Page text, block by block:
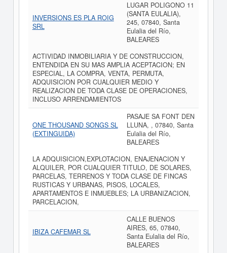
INVERSIONS ES PLA ROIG
SRL
LUGAR POLIGONO 11
(SANTA EULALIA),
245, 07840, Santa
Eulalia del Río,
BALEARES
ACTIVIDAD INMOBILIARIA Y DE CONSTRUCCION,
ENTENDIDA EN SU MAS AMPLIA ACEPTACION; EN
ESPECIAL, LA COMPRA, VENTA, PERMUTA,
ADQUISICION POR CUALQUIER MEDIO Y
REALIZACION DE TODA CLASE DE OPERACIONES,
INCLUSO ARRENDAMIENTOS
ONE THOUSAND SONGS SL
(EXTINGUIDA)
PASAJE SA FONT DEN
LLUNA, , 07840, Santa
Eulalia del Río,
BALEARES
LA ADQUISICION,EXPLOTACION, ENAJENACION Y
ALQUILER, POR CUALQUIER TITULO, DE SOLARES,
PARCELAS, TERRENOS Y TODA CLASE DE FINCAS
RUSTICAS Y URBANAS, PISOS, LOCALES,
APARTAMENTOS E INMUEBLES; LA URBANIZACION,
PARCELACION,
IBIZA CAFEMAR SL
CALLE BUENOS
AIRES, 65, 07840,
Santa Eulalia del Río,
BALEARES